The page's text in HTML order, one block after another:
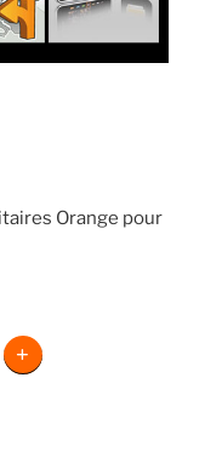
Orange pour